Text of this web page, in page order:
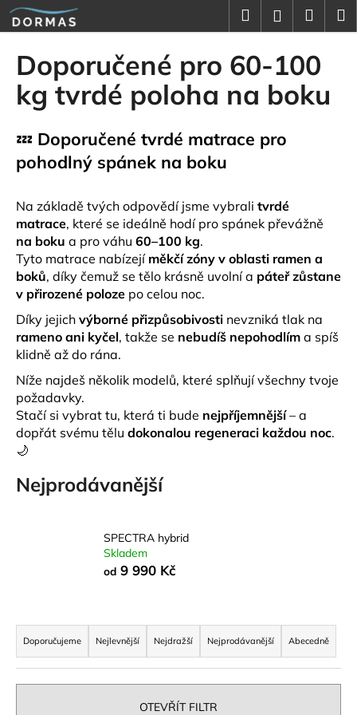
Přejít
obsah
HledatPřihlášení
Doporučené pro 60-100
kg tvrdé poloha na boku
💤 Doporučené tvrdé matrace pro
pohodlný spánek na boku
Na základě tvých odpovědí jsme vybrali tvrdé
matrace, které se ideálně hodí pro spánek převážně
na boku a pro váhu 60–100 kg.
Tyto matrace nabízejí měkčí zóny v oblasti ramen a
boků, díky čemuž se tělo krásně uvolní a páteř zůstane
v přirozené poloze po celou noc.
Díky jejich výborné přizpůsobivosti nevzniká tlak na
rameno ani kyčel, takže se nebudíš nepohodlím a spíš
klidně až do rána.
Níže najdeš několik modelů, které splňují všechny tvoje
požadavky.
Stačí si vybrat tu, která ti bude nejpříjemnější– a
dopřát svému tělu dokonalou regeneraci každou noc.
🌙
Nejprodávanější
SPECTRA hybrid
Skladem
od 9 990 Kč
Ř
a
z
e
Doporučujeme Nejlevnější Nejdražší Nejprodávanější Abecedně
OTEVŘÍT FILTR
K
o
C
o
o
t
e
b
u
j
e
t
e
n
a
j
í
t
?
HLEDAT
o
p
o
r